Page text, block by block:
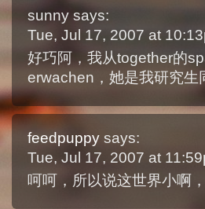
sunny says:
Tue, Jul 17, 2007 at
好巧阿，我从together的
erwachen，她是我研究生
feedpuppy says:
Tue, Jul 17, 2007 at
呵呵，所以说这世界小啊